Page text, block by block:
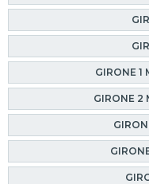
GIRONE 1
GIRONE 2